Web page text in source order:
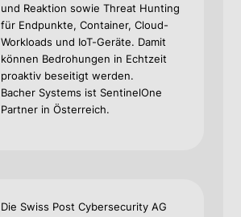
und Reaktion sowie Threat Hunting
für Endpunkte, Container, Cloud-
Workloads und IoT-Geräte. Damit
können Bedrohungen in Echtzeit
proaktiv beseitigt werden.
Bacher Systems ist SentinelOne
Partner in Österreich.
Die Swiss Post Cybersecurity AG